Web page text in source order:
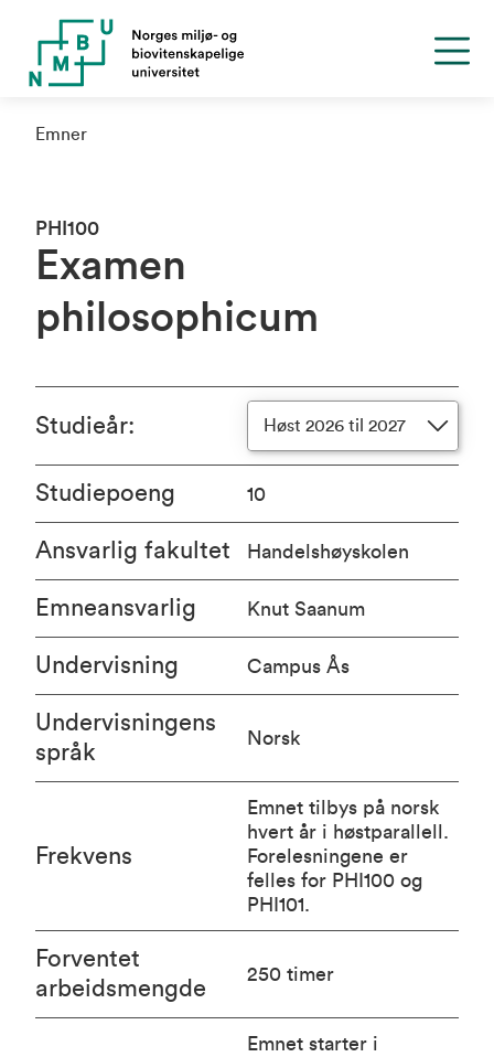
Emner
PHI100
Examen
philosophicum
Studieår: Høst 2026 til 2027
Studiepoeng 10
Ansvarlig fakultet Handelshøyskolen
Emneansvarlig Knut Saanum
Undervisning Campus Ås
Undervisningens
språk
Norsk
Frekvens
Emnet tilbys på norsk
hvert år i høstparallell.
Forelesningene er
felles for PHI100 og
PHI101.
Forventet
arbeidsmengde
250 timer
Emnet starter i